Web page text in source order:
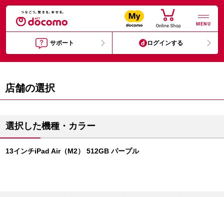
MENU
サポート ログインする
店舗の選択
選択した機種・カラー
13インチiPad Air（M2） 512GB パープル